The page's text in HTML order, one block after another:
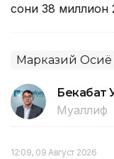
сони 38 миллион
Марказий Осиё
Бекабат
Муаллиф
12:09, 09 Август 2026